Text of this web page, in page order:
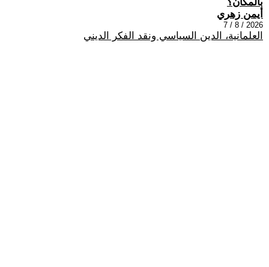
أيمن زهري
2026 / 8 / 7
العلمانية، الدين السياسي ونقد الفكر الديني